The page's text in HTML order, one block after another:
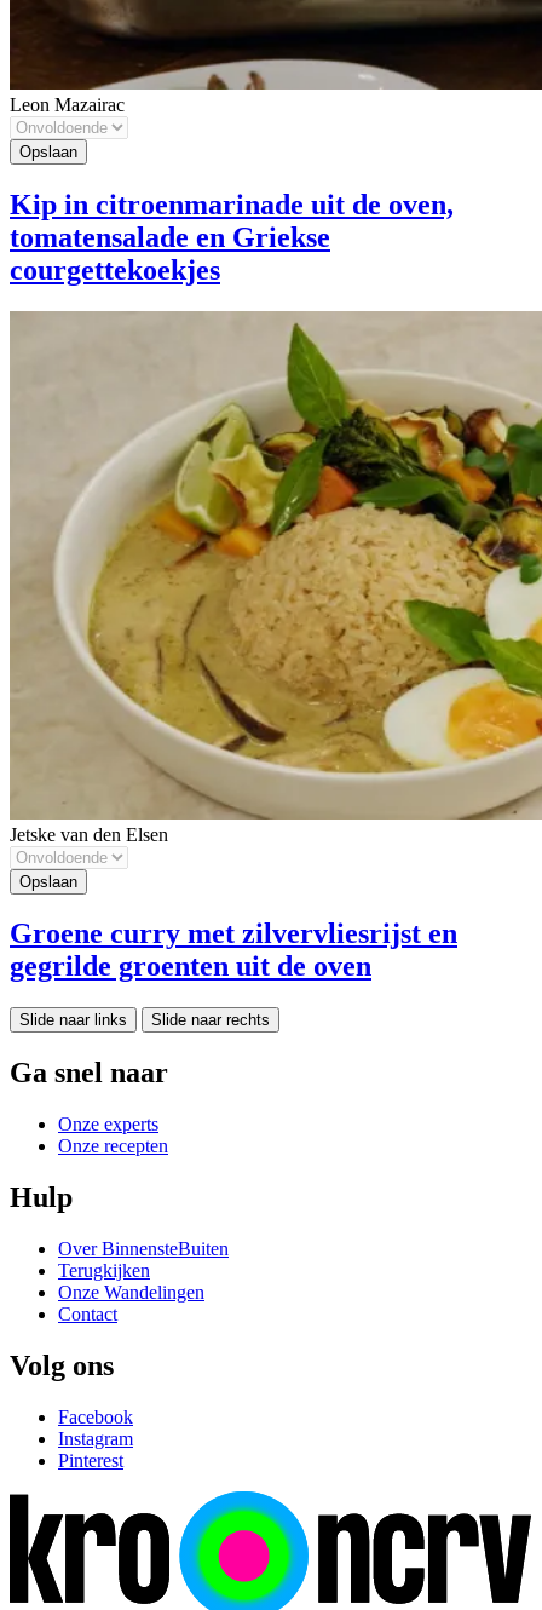
Leon Mazairac
Kip in citroenmarinade uit de oven,
tomatensalade en Griekse
courgettekoekjes
Jetske van den Elsen
Groene curry met zilvervliesrijst en
gegrilde groenten uit de oven
Slide naar links Slide naar rechts
Ga snel naar
Onze experts
Onze recepten
Hulp
Over BinnensteBuiten
Terugkijken
Onze Wandelingen
Contact
Volg ons
Facebook
Instagram
Pinterest